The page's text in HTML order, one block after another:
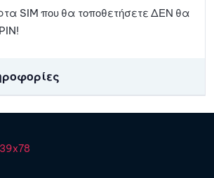
SIM που θα τοποθετήσετε ΔΕΝ θα